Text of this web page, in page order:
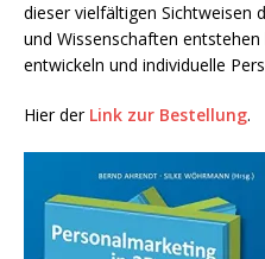
dieser vielfältigen Sichtweisen
und Wissenschaften
entwickeln und individuelle
Hier der Link zur Bestellung.